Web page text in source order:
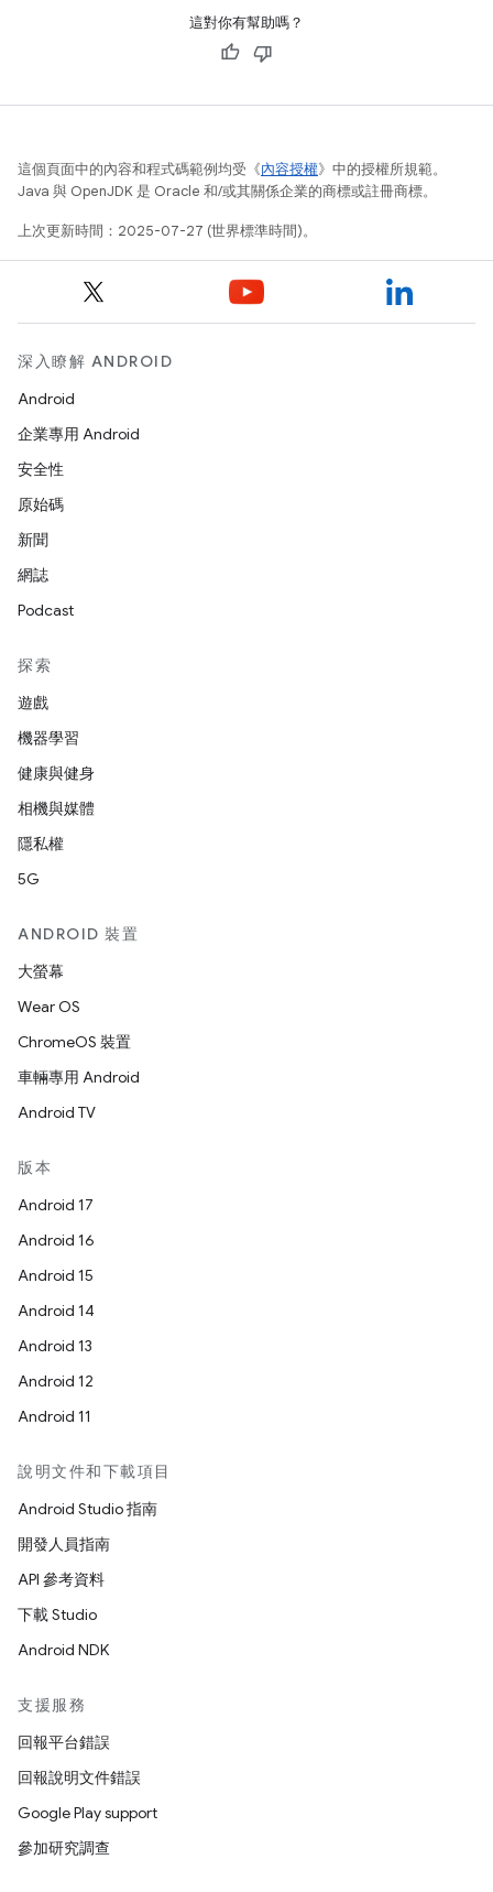
這對你有幫助嗎？
這個頁面中的內容和程式碼範例均受《內容授權》中的授權所規範。
Java 與 OpenJDK 是 Oracle 和/或其關係企業的商標或註冊商標。
上次更新時間：2025-07-27 (世界標準時間)。
深入瞭解 ANDROID
Android
企業專用 Android
安全性
原始碼
新聞
網誌
Podcast
探索
遊戲
機器學習
健康與健身
相機與媒體
隱私權
5G
ANDROID 裝置
大螢幕
Wear OS
ChromeOS 裝置
車輛專用 Android
Android TV
版本
Android 17
Android 16
Android 15
Android 14
Android 13
Android 12
Android 11
說明文件和下載項目
Android Studio 指南
開發人員指南
API 參考資料
下載 Studio
Android NDK
支援服務
回報平台錯誤
回報說明文件錯誤
Google Play support
參加研究調查